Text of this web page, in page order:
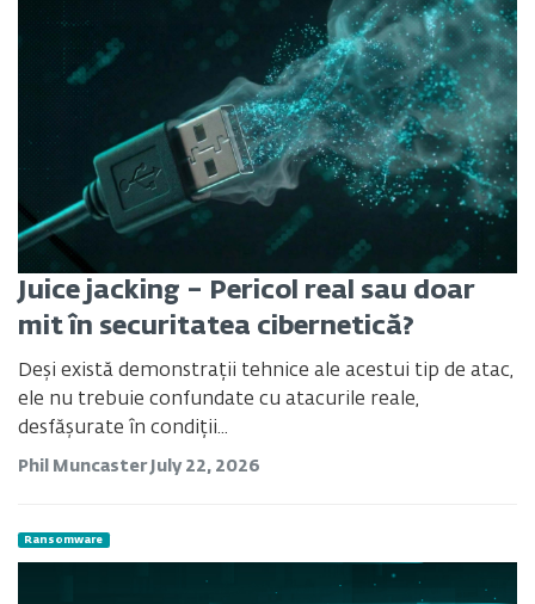
Juice jacking – Pericol real sau doar
mit în securitatea cibernetică?
Deși există demonstrații tehnice ale acestui tip de atac,
ele nu trebuie confundate cu atacurile reale,
desfășurate în condiții...
Phil Muncaster July 22, 2026
Ransomware